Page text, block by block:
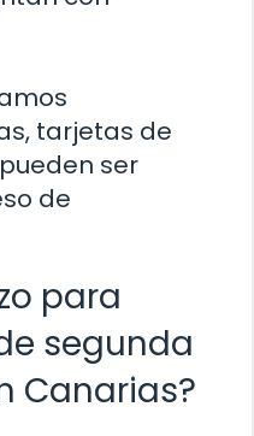
tarjetas de
ser
de
para
segunda
Canarias?